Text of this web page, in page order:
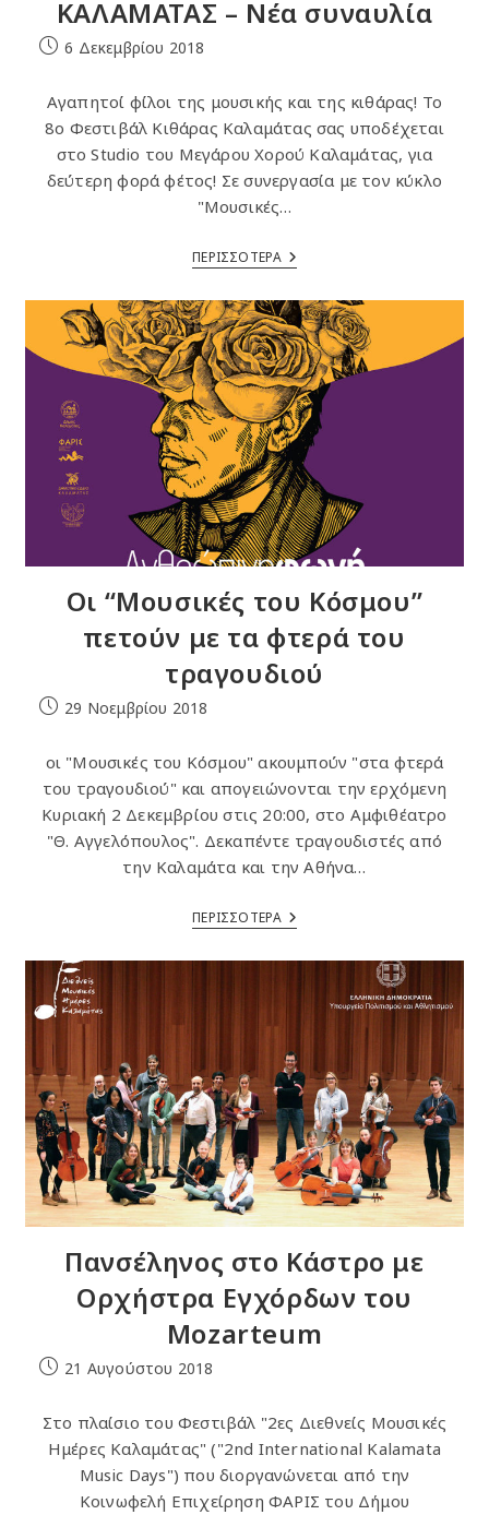
ΚΑΛΑΜΑΤΑΣ – Νέα συναυλία
Post6 Δεκεμβρίου 2018
Αγαπητοί φίλοι της μουσικής και της κιθάρας! Το
8ο Φεστιβάλ Κιθάρας Καλαμάτας σας υποδέχεται
στο Studio του Μεγάρου Χορού Καλαμάτας, για
δεύτερη φορά φέτος! Σε συνεργασία με τον κύκλο
"Μουσικές…
ΠΕΡΙΣΣΟΤΕΡΑ8ο
ΦΕΣΤΙΒΑΛ
ΚΑΛΑΜΑΤΑΣ
–
Νέα
Συναυλία
Οι “Μουσικές του Κόσμου”
πετούν με τα φτερά του
τραγουδιού
Post29 Νοεμβρίου 2018
οι "Μουσικές του Κόσμου" ακουμπούν "στα φτερά
του τραγουδιού" και απογειώνονται την ερχόμενη
Κυριακή 2 Δεκεμβρίου στις 20:00, στο Αμφιθέατρο
"Θ. Αγγελόπουλος". Δεκαπέντε τραγουδιστές από
την Καλαμάτα και την Αθήνα…
ΠΕΡΙΣΣΟΤΕΡΑΟι
“Μουσικές
Του
Τραγουδιού
Πανσέληνος στο Κάστρο με
Ορχήστρα Εγχόρδων του
Mozarteum
Post21 Αυγούστου 2018
Στο πλαίσιο του Φεστιβάλ "2ες Διεθνείς Μουσικές
Ημέρες Καλαμάτας" ("2nd International Kalamata
Music Days") που διοργανώνεται από την
Κοινωφελή Επιχείρηση ΦΑΡΙΣ του Δήμου